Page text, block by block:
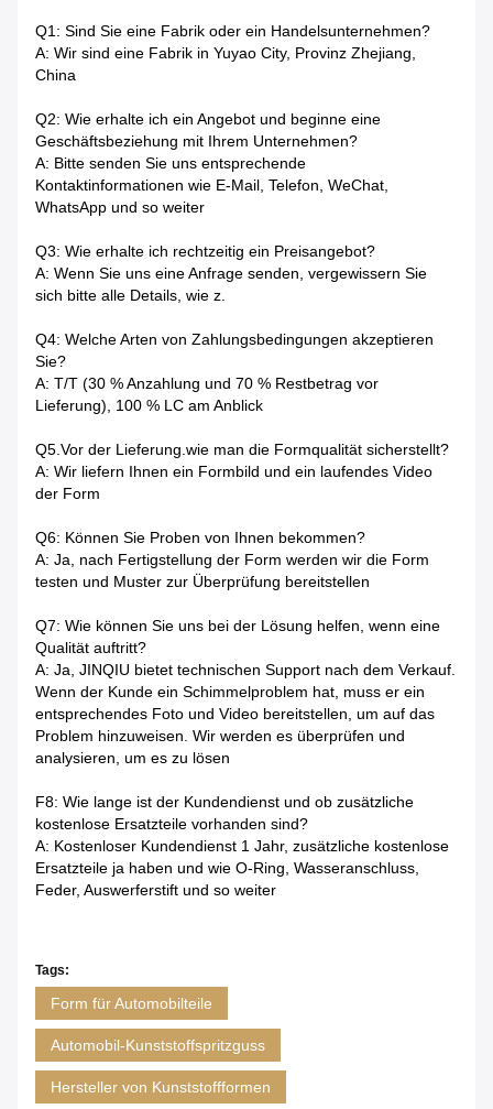
Q1: Sind Sie eine Fabrik oder ein Handelsunternehmen?
A: Wir sind eine Fabrik in Yuyao City, Provinz Zhejiang,
China
Q2: Wie erhalte ich ein Angebot und beginne eine
Geschäftsbeziehung mit Ihrem Unternehmen?
A: Bitte senden Sie uns entsprechende
Kontaktinformationen wie E-Mail, Telefon, WeChat,
WhatsApp und so weiter
Q3: Wie erhalte ich rechtzeitig ein Preisangebot?
A: Wenn Sie uns eine Anfrage senden, vergewissern Sie
sich bitte alle Details, wie z.
Q4: Welche Arten von Zahlungsbedingungen akzeptieren
Sie?
A: T/T (30 % Anzahlung und 70 % Restbetrag vor
Lieferung), 100 % LC am Anblick
Q5.Vor der Lieferung.wie man die Formqualität sicherstellt?
A: Wir liefern Ihnen ein Formbild und ein laufendes Video
der Form
Q6: Können Sie Proben von Ihnen bekommen?
A: Ja, nach Fertigstellung der Form werden wir die Form
testen und Muster zur Überprüfung bereitstellen
Q7: Wie können Sie uns bei der Lösung helfen, wenn eine
Qualität auftritt?
A: Ja, JINQIU bietet technischen Support nach dem Verkauf.
Wenn der Kunde ein Schimmelproblem hat, muss er ein
entsprechendes Foto und Video bereitstellen, um auf das
Problem hinzuweisen. Wir werden es überprüfen und
analysieren, um es zu lösen
F8: Wie lange ist der Kundendienst und ob zusätzliche
kostenlose Ersatzteile vorhanden sind?
A: Kostenloser Kundendienst 1 Jahr, zusätzliche kostenlose
Ersatzteile ja haben und wie O-Ring, Wasseranschluss,
Feder, Auswerferstift und so weiter
Tags:
Form für Automobilteile
Automobil-Kunststoffspritzguss
Hersteller von Kunststoffformen